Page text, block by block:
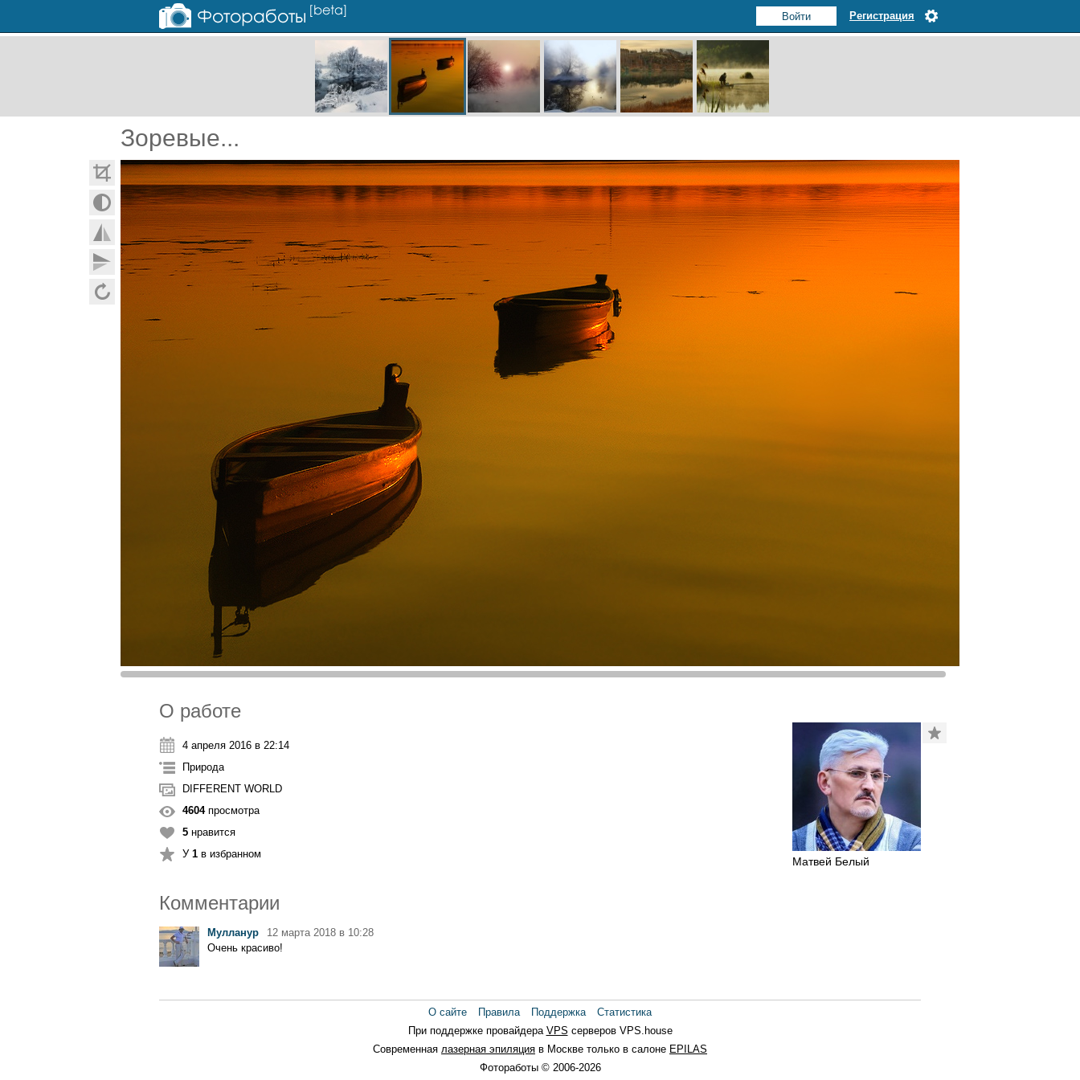
Регистрация
Зоревые...
О работе
4 апреля 2016 в 22:14
Природа
DIFFERENT WORLD
4604просмотра
5 нравится
У 1 в избранном
Матвей Белый
Комментарии
Мулланур
12 марта 2018 в 10:28
Очень красиво!
О сайте Правила Поддержка
Статистика
При поддержке провайдера VPS серверов VPS.house
Современная лазерная эпиляция в Москве только в салоне EPILAS
Фотоработы © 2006-2026